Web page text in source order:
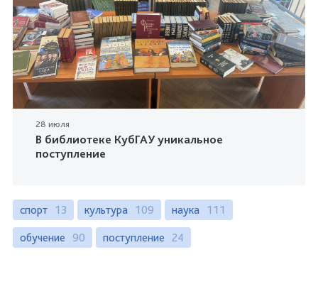
28 июля
В библиотеке КубГАУ уникальное
поступление
спорт 13 культура 109 наука 111
обучение 90 поступление 24